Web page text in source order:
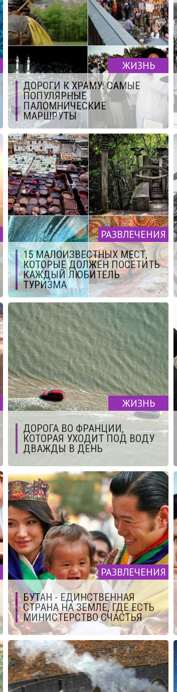
ЖИЗНЬ
ДОРОГИ К ХРАМУ: CАМЫЕ
ПОПУЛЯРНЫЕ
ПАЛОМНИЧЕСКИЕ
МАРШРУТЫ
РАЗВЛЕЧЕНИЯ
15 МАЛОИЗВЕСТНЫХ МЕСТ,
КОТОРЫЕ ДОЛЖЕН ПОСЕТИТЬ
КАЖДЫЙ ЛЮБИТЕЛЬ
ТУРИЗМА
ЖИЗНЬ
ДОРОГА ВО ФРАНЦИИ,
КОТОРАЯ УХОДИТ ПОД ВОДУ
ДВАЖДЫ В ДЕНЬ
РАЗВЛЕЧЕНИЯ
БУТАН - ЕДИНСТВЕННАЯ
СТРАНА НА ЗЕМЛЕ, ГДЕ ЕСТЬ
МИНИСТЕРСТВО СЧАСТЬЯ